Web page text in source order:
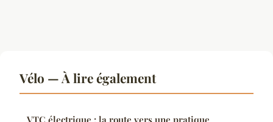
Vélo — À lire également